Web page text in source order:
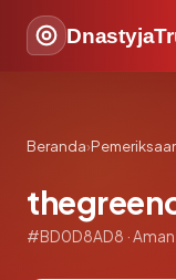
Beranda›
#BD0D8AD8 · Aman